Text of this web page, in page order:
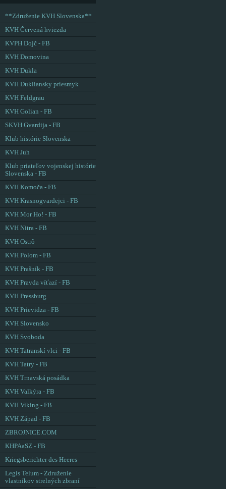
**Združenie KVH Slovenska**
KVH Červená hviezda
KVPH Dojč - FB
KVH Domovina
KVH Dukla
KVH Dukliansky priesmyk
KVH Feldgrau
KVH Golian - FB
SKVH Gvardija - FB
Klub histórie Slovenska
KVH Juh
Klub priateľov vojenskej histórie
Slovenska - FB
KVH Komoča - FB
KVH Krasnogvardejci - FB
KVH Mor Ho! - FB
KVH Nitra - FB
KVH Ostrô
KVH Polom - FB
KVH Prašník - FB
KVH Pravda víťazí - FB
KVH Pressburg
KVH Prievidza - FB
KVH Slovensko
KVH Svoboda
KVH Tatranskí vlci - FB
KVH Tatry - FB
KVH Trnavská posádka
KVH Valkýra - FB
KVH Viking - FB
KVH Západ - FB
ZBROJNICE.COM
KHPAaSZ - FB
Kriegsberichter des Heeres
Legis Telum - Združenie
vlastníkov strelných zbraní